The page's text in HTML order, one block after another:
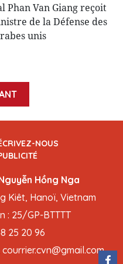
Phan Van Giang reçoit
de la Défense des
unis
NOUS
Hồng Nga
Kiêt, Hanoï, Vietnam
: 25/GP-BTTTT
25 20 96